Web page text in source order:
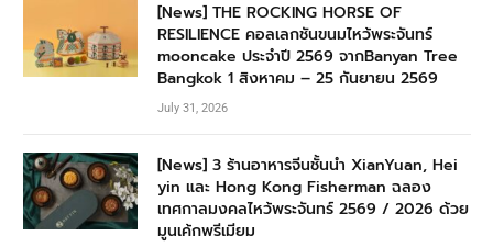
[News] THE ROCKING HORSE OF
RESILIENCE คอลเลกชันขนมไหว้พระจันทร์
mooncake ประจำปี 2569 จากBanyan Tree
Bangkok 1 สิงหาคม – 25 กันยายน 2569
July 31, 2026
[News] 3 ร้านอาหารจีนชั้นนำ XianYuan, Hei
yin และ Hong Kong Fisherman ฉลอง
เทศกาลมงคลไหว้พระจันทร์ 2569 / 2026 ด้วย
มูนเค้กพรีเมียม